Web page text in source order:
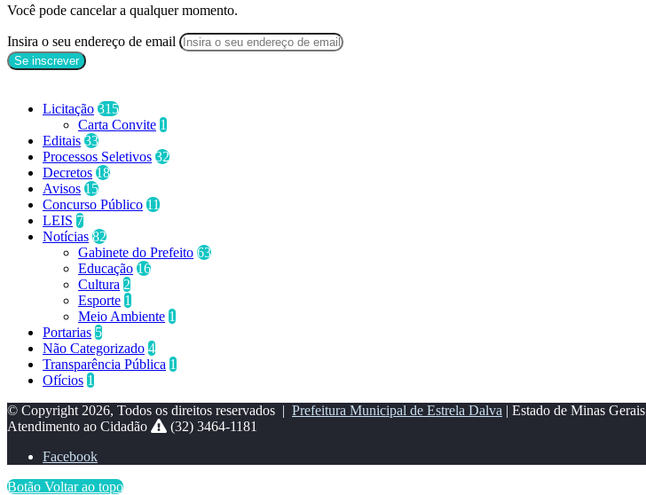
Você pode cancelar a qualquer momento.
Insira o seu endereço de email
Licitação 315
Carta Convite 1
Editais 33
Processos Seletivos 32
Decretos 18
Avisos 15
Concurso Público 11
LEIS 7
Notícias 82
Gabinete do Prefeito 63
Educação 16
Cultura 2
Esporte 1
Meio Ambiente 1
Portarias 5
Não Categorizado 4
Transparência Pública 1
Ofícios 1
© Copyright 2026, Todos os direitos reservados | Prefeitura Municipal de Estrela Dalva | Estado de Minas Gerais
Atendimento ao Cidadão
(32) 3464-1181
Facebook
Botão Voltar ao topo